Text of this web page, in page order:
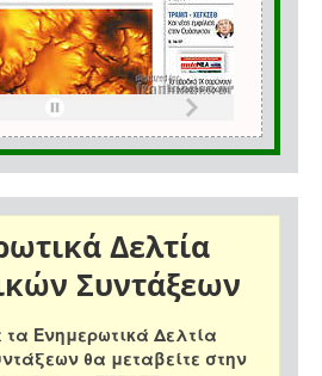
Δελτία
Συντάξεων
τα Ενημερωτικά Δελτία
θα μεταβείτε στην